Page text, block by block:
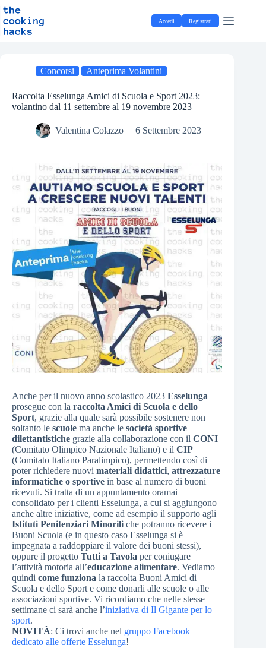
S
t
Salta
al
contenuto
Accedi Registrati
Concorsi Anteprima Volantini
Raccolta Esselunga Amici di Scuola e Sport 2023:
volantino dal 11 settembre al 19 novembre 2023
Valentina Colazzo 6 Settembre 2023
Anche per il nuovo anno scolastico 2023 Esselunga
prosegue con la raccolta Amici di Scuola e dello
Sport, grazie alla quale sarà possibile sostenere non
soltanto le scuole ma anche le società sportive
dilettantistiche grazie alla collaborazione con il CONI
(Comitato Olimpico Nazionale Italiano) e il CIP
(Comitato Italiano Paralimpico), permettendo così di
poter richiedere nuovi materiali didattici, attrezzature
informatiche o sportive in base al numero di buoni
ricevuti. Si tratta di un appuntamento oramai
consolidato per i clienti Esselunga, a cui si aggiungono
anche altre iniziative, come ad esempio il supporto agli
Istituti Penitenziari Minorili che potranno ricevere i
Buoni Scuola (e in questo caso Esselunga si è
impegnata a raddoppiare il valore dei buoni stessi),
oppure il progetto Tutti a Tavola per coniugare
l’attività motoria all’educazione alimentare. Vediamo
quindi come funziona la raccolta Buoni Amici di
Scuola e dello Sport e come donarli alle scuole o alle
associazioni sportive. Vi ricordiamo che nelle stesse
settimane ci sarà anche l’iniziativa di Il Gigante per lo
sport.
NOVITÀ: Ci trovi anche nel gruppo Facebook
dedicato alle offerte Esselunga!